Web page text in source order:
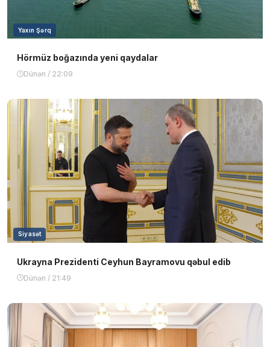
Yaxın Şərq
Hörmüz boğazında yeni qaydalar
Dünən / 22:09
Siyasət
Ukrayna Prezidenti Ceyhun Bayramovu qəbul edib
Dünən / 21:49